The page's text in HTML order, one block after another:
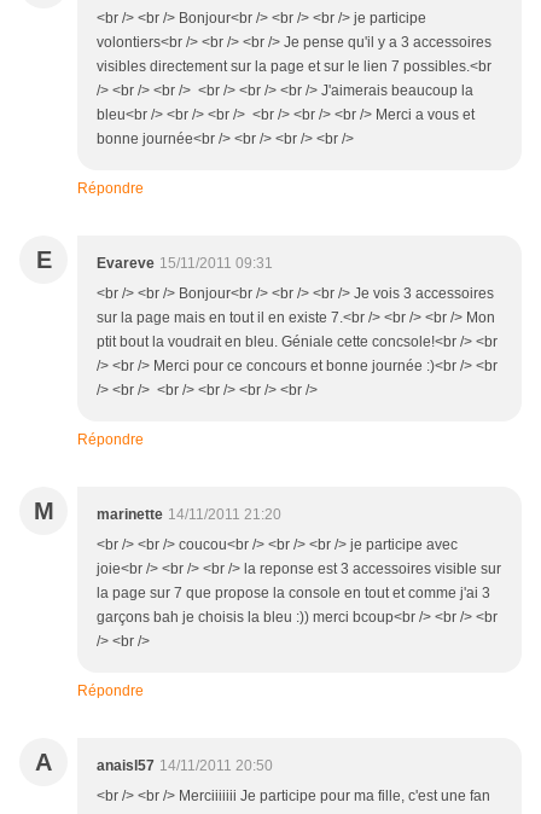
<br /> <br /> Bonjour<br /> <br /> <br /> je participe
volontiers<br /> <br /> <br /> Je pense qu'il y a 3 accessoires
visibles directement sur la page et sur le lien 7 possibles.<br
/> <br /> <br /> <br /> <br /> <br /> J'aimerais beaucoup la
bleu<br /> <br /> <br /> <br /> <br /> <br /> Merci a vous et
bonne journée<br /> <br /> <br /> <br />
Répondre
E Evareve 15/11/2011 09:31
<br /> <br /> Bonjour<br /> <br /> <br /> Je vois 3 accessoires
sur la page mais en tout il en existe 7.<br /> <br /> <br /> Mon
ptit bout la voudrait en bleu. Géniale cette concsole!<br /> <br
/> <br /> Merci pour ce concours et bonne journée :)<br /> <br
/> <br /> <br /> <br /> <br /> <br />
Répondre
M marinette 14/11/2011 21:20
<br /> <br /> coucou<br /> <br /> <br /> je participe avec
joie<br /> <br /> <br /> la reponse est 3 accessoires visible sur
la page sur 7 que propose la console en tout et comme j'ai 3
garçons bah je choisis la bleu :)) merci bcoup<br /> <br /> <br
/> <br />
Répondre
A anaisl57 14/11/2011 20:50
<br /> <br /> Merciiiiiii Je participe pour ma fille, c'est une fan